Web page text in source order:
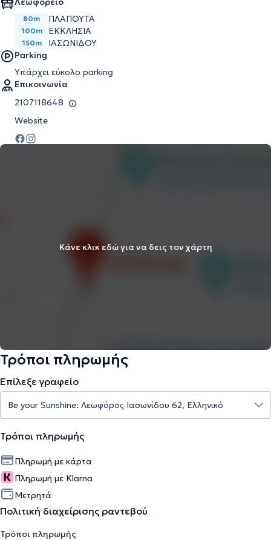
80m ΠΛΑΠΟΥΤΑ
100m ΕΚΚΛΗΣΙΑ
150m
ΙΑΣΩΝΙΔΟΥ
Parking
Υπάρχει εύκολο parking
Επικοινωνία
2107118648
Website
Κάνε κλικ εδώ για να δεις τον χάρτη
Τρόποι πληρωμής
Επίλεξε γραφείο
Τρόποι πληρωμής
Πληρωμή με κάρτα
Πληρωμή με Klarna
Μετρητά
Πολιτική διαχείρισης ραντεβού
Τρόποι πληρωμής